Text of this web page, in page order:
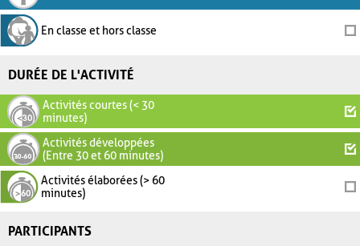
En classe et hors classe
DURÉE DE L'ACTIVITÉ
Activités courtes (< 30
minutes)
Activités développées
(Entre 30 et 60 minutes)
Activités élaborées (> 60
minutes)
PARTICIPANTS